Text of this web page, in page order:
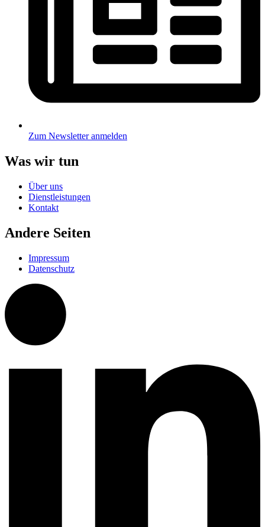
Zum Newsletter anmelden
Was wir tun
Über uns
Dienstleistungen
Kontakt
Andere Seiten
Impressum
Datenschutz